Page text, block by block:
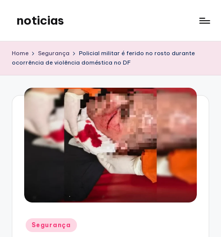
content
noticias
Home Segurança
Policial militar é ferido no rosto durante
ocorrência de violência doméstica no DF
Posted
in
Segurança